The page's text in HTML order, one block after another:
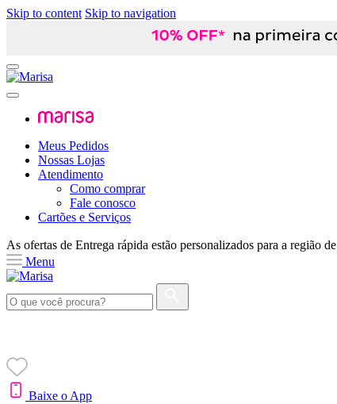
Skip to content Skip to navigation
Meus Pedidos
Nossas Lojas
Atendimento
Como comprar
Fale conosco
Cartões e Serviços
As ofertas de Entrega rápida estão personalizados para a região de
Menu
Baixe o App